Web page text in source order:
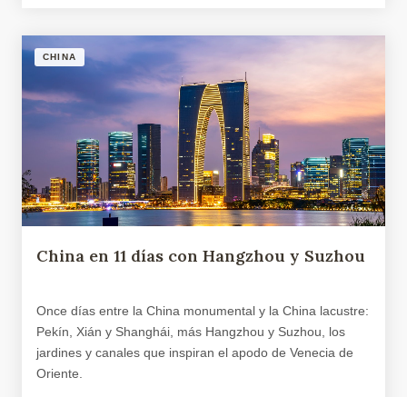
CHINA
China en 11 días con Hangzhou y Suzhou
Once días entre la China monumental y la China lacustre:
Pekín, Xián y Shanghái, más Hangzhou y Suzhou, los
jardines y canales que inspiran el apodo de Venecia de
Oriente.